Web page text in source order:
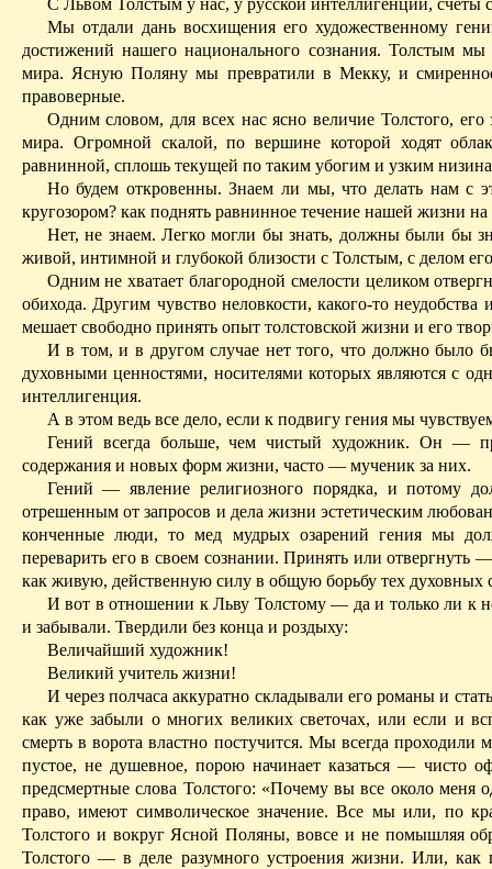
С Львом Толстым у нас, у русской интеллигенции, счеты
Мы отдали дань восхищения его художественному
достижений нашего национального сознания. Толстым
мира. Ясную Поляну мы превратили в Мекку, и
правоверные.
Одним словом, для всех нас ясно величие Толстого,
мира. Огромной скалой, по вершине которой ходят
равнинной, сплошь текущей по таким убогим и узким
Но будем откровенны. Знаем ли мы, что делать нам с
кругозором? как поднять равнинное течение нашей жизни на
Нет, не знаем. Легко могли бы знать, должны были бы
живой, интимной и глубокой близости с Толстым, с делом
Одним не хватает благородной смелости целиком
обихода. Другим чувство неловкости, какого-то
мешает свободно принять опыт толстовской жизни и его
И в том, и в другом случае нет того, что должно
духовными ценностями, носителями которых являются с
интеллигенция.
А в этом ведь все дело, если к подвигу гения мы
Гений всегда больше, чем чистый художник. Он —
содержания и новых форм жизни, часто — мученик за них.
Гений — явление религиозного порядка, и потому
отрешенным от запросов и дела жизни эстетическим
конченные люди, то мед мудрых озарений гения мы
переварить его в своем сознании. Принять или отвергнуть
как живую, действенную силу в общую борьбу тех
И вот в отношении кЛьву Толстому — да и только ли к
и забывали. Твердили без конца и роздыху:
Величайший художник!
Великий учитель жизни!
И через полчаса аккуратно складывали его романы и
как уже забыли о многих великих светочах, или если и
смерть в ворота властно постучится. Мы всегда
пустое, не душевное, порою начинает казаться — чисто
предсмертные слова Толстого: «Почему вы все около меня
право, имеют символическое значение. Все мы или, по
Толстого и вокруг Ясной Поляны, вовсе и не помышляя
Толстого — в деле разумного устроения жизни. Или, как